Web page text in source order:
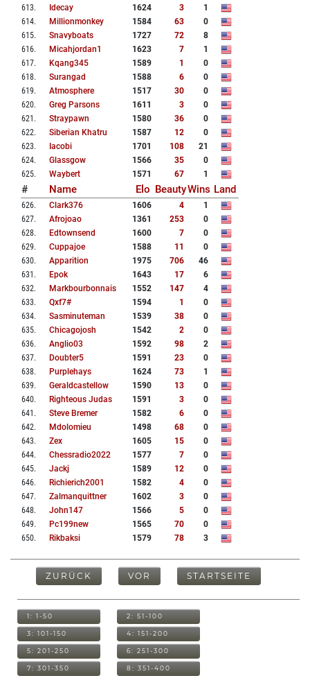
613. Idecay 1624 3
1
614. Millionmonkey 1584 63
0
615. Snavyboats 1727 72
8
616. Micahjordan1 1623 7
1
617. Kqang345 1589 1
0
618. Surangad 1588 6
0
619. Atmosphere 1517 30
0
620. Greg Parsons 1611 3
0
621 . Straypawn 1580 36
0
622. Siberian Khatru 1587 12
0
623. Iacobi 1701 108
21
624. Glassgow 1566 35
0
625. Waybert 1571 67 1
# Name Elo BeautyWins Land
626. Clark376 1606 4
1
627. Afrojoao 1361 253
0
628. Edtownsend 1600 7
0
629. Cuppajoe 1588 11
0
630. Apparition 1975 706
46
631 . Epok 1643 17
6
632. Markbourbonnais 1552 147
4
633. Qxf7# 1594 1
0
634. Sasminuteman 1539 38
0
635. Chicagojosh 1542 2
0
636. Anglio03 1592 98
2
637. Doubter5 1591 23
0
638. Purplehays 1624 73
1
639. Geraldcastellow 1590 13
0
640. Righteous Judas 1591 3
0
641 . Steve Bremer 1582 6
0
642. Mdolomieu 1498 68
0
643. Zex 1605 15
0
644. Chessradio2022 1577 7
0
645. Jackj 1589 12
0
646. Richierich2001 1582 4
0
647. Zalmanquittner 1602 3
0
648. John147 1566 5
0
649. Pc199new 1565 70
0
650. Rikbaksi 1579 78 3
ZURÜCK VOR STARTSEITE
1: 1-50 2: 51-100
3: 101-150 4: 151-200
5: 201-250 6: 251-300
7: 301-350 8: 351-400